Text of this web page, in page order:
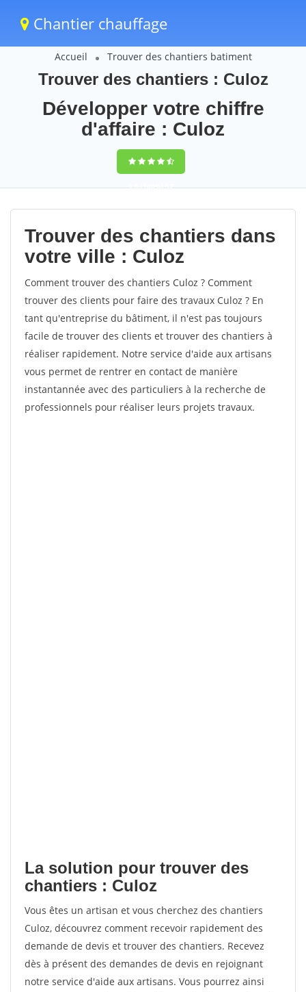
Chantier chauffage
Accueil Trouver des chantiers batiment
Trouver des chantiers : Culoz
Développer votre chiffre
d'affaire : Culoz
9,5(100%)57
votes
Trouver des chantiers dans
votre ville : Culoz
Comment trouver des chantiers Culoz ? Comment
trouver des clients pour faire des travaux Culoz ? En
tant qu'entreprise du bâtiment, il n'est pas toujours
facile de trouver des clients et trouver des chantiers à
réaliser rapidement. Notre service d'aide aux artisans
vous permet de rentrer en contact de manière
instantannée avec des particuliers à la recherche de
professionnels pour réaliser leurs projets travaux.
La solution pour trouver des
chantiers : Culoz
Vous êtes un artisan et vous cherchez des chantiers
Culoz, découvrez comment recevoir rapidement des
demande de devis et trouver des chantiers. Recevez
dès à présent des demandes de devis en rejoignant
notre service d'aide aux artisans. Vous pourrez ainsi